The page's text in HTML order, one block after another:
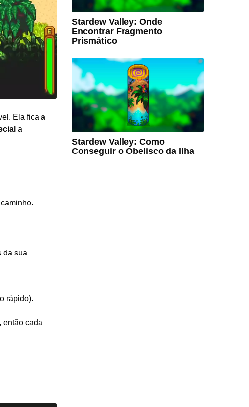
Ela fica a
a
da sua
rápido).
então cada
Stardew Valley: Onde
Encontrar Fragmento
Prismático
Stardew Valley: Como
Conseguir o Obelisco da Ilha